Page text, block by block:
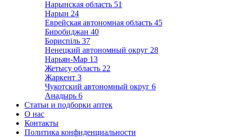
Нарынская область 51
Нарын 24
Еврейская автономная область 45
Биробиджан 40
Бориспіль 37
Ненецкий автономный округ 28
Нарьян-Мар 13
Жетысу область 22
Жаркент 3
Чукотский автономный округ 6
Анадырь 6
Статьи и подборки аптек
О нас
Контакты
Политика конфиденциальности